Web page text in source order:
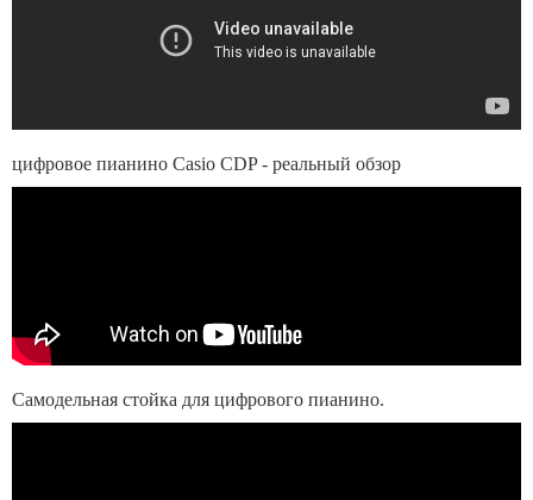
цифровое пианино Casio CDP - реальный обзор
Самодельная стойка для цифрового пианино.